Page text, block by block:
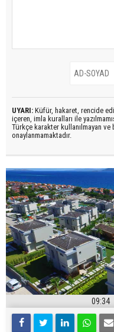
UYARI: Küfür, hakaret, rencide
içeren, imla kuralları ile
Türkçe karakter kullanılmayan ve
onaylanmamaktadır.
09:34